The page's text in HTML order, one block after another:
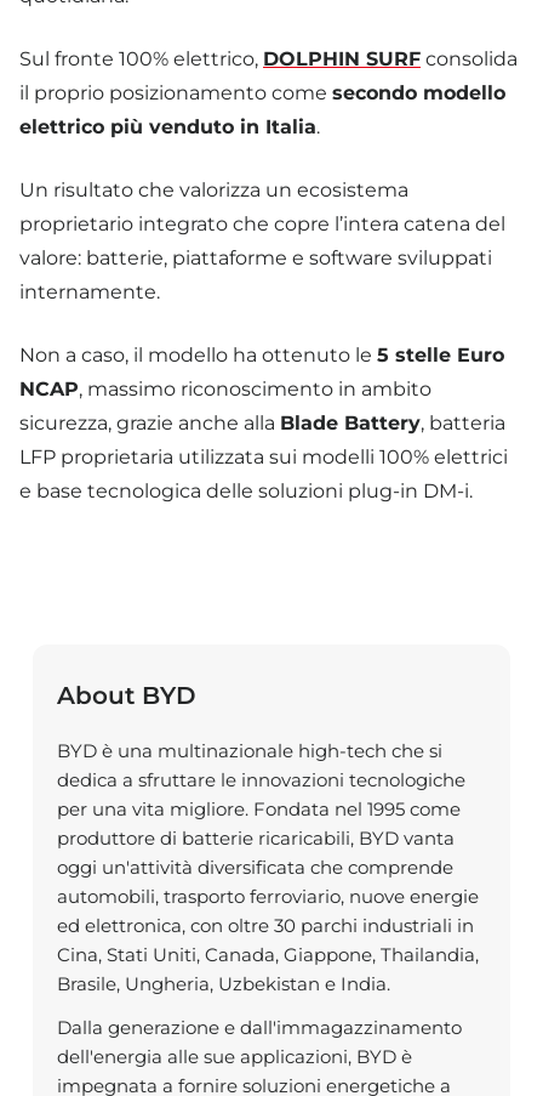
Sul fronte 100% elettrico, DOLPHIN SURF consolida
il proprio posizionamento come secondo modello
elettrico più venduto in Italia.
Un risultato che valorizza un ecosistema
proprietario integrato che copre l’intera catena del
valore: batterie, piattaforme e software sviluppati
internamente.
Non a caso, il modello ha ottenuto le 5 stelle Euro
NCAP, massimo riconoscimento in ambito
sicurezza, grazie anche alla Blade Battery, batteria
LFP proprietaria utilizzata sui modelli 100% elettrici
e base tecnologica delle soluzioni plug-in DM-i.
About BYD
BYD è una multinazionale high-tech che si
dedica a sfruttare le innovazioni tecnologiche
per una vita migliore. Fondata nel 1995 come
produttore di batterie ricaricabili, BYD vanta
oggi un'attività diversificata che comprende
automobili, trasporto ferroviario, nuove energie
ed elettronica, con oltre 30 parchi industriali in
Cina, Stati Uniti, Canada, Giappone, Thailandia,
Brasile, Ungheria, Uzbekistan e India.
Dalla generazione e dall'immagazzinamento
dell'energia alle sue applicazioni, BYD è
impegnata a fornire soluzioni energetiche a